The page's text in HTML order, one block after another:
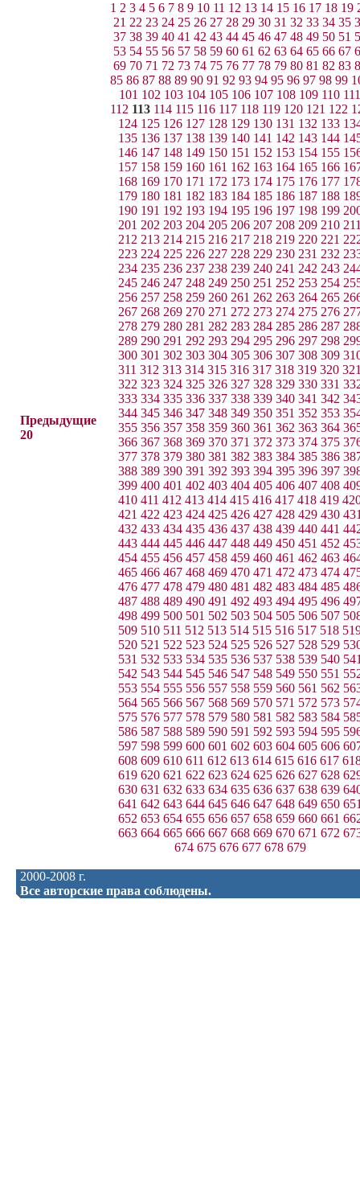
Предыдущие
20
1 2 3 4 5 6 7 8 9 10 11 12 13 14 15 16 17 18 19
21 22 23 24 25 26 27 28 29 30 31 32 33 34 35
37 38 39 40 41 42 43 44 45 46 47 48 49 50 51
53 54 55 56 57 58 59 60 61 62 63 64 65 66 67
69 70 71 72 73 74 75 76 77 78 79 80 81 82 83
85 86 87 88 89 90 91 92 93 94 95 96 97 98 99
101 102 103 104 105 106 107 108 109 110 111
112 113 114 115 116 117 118 119 120 121 122
124 125 126 127 128 129 130 131 132 133
135 136 137 138 139 140 141 142 143 144
146 147 148 149 150 151 152 153 154 155
157 158 159 160 161 162 163 164 165 166
168 169 170 171 172 173 174 175 176 177
179 180 181 182 183 184 185 186 187 188
190 191 192 193 194 195 196 197 198 199
201 202 203 204 205 206 207 208 209 210
212 213 214 215 216 217 218 219 220 221
223 224 225 226 227 228 229 230 231 232
234 235 236 237 238 239 240 241 242 243
245 246 247 248 249 250 251 252 253 254
256 257 258 259 260 261 262 263 264 265
267 268 269 270 271 272 273 274 275 276
278 279 280 281 282 283 284 285 286 287
289 290 291 292 293 294 295 296 297 298
300 301 302 303 304 305 306 307 308 309
311 312 313 314 315 316 317 318 319 320
322 323 324 325 326 327 328 329 330 331
333 334 335 336 337 338 339 340 341 342
344 345 346 347 348 349 350 351 352 353
355 356 357 358 359 360 361 362 363 364
366 367 368 369 370 371 372 373 374 375
377 378 379 380 381 382 383 384 385 386
388 389 390 391 392 393 394 395 396 397
399 400 401 402 403 404 405 406 407 408
410 411 412 413 414 415 416 417 418 419
421 422 423 424 425 426 427 428 429 430
432 433 434 435 436 437 438 439 440 441
443 444 445 446 447 448 449 450 451 452
454 455 456 457 458 459 460 461 462 463
465 466 467 468 469 470 471 472 473 474
476 477 478 479 480 481 482 483 484 485
487 488 489 490 491 492 493 494 495 496
498 499 500 501 502 503 504 505 506 507
509 510 511 512 513 514 515 516 517 518
520 521 522 523 524 525 526 527 528 529
531 532 533 534 535 536 537 538 539 540
542 543 544 545 546 547 548 549 550 551
553 554 555 556 557 558 559 560 561 562
564 565 566 567 568 569 570 571 572 573
575 576 577 578 579 580 581 582 583 584
586 587 588 589 590 591 592 593 594 595
597 598 599 600 601 602 603 604 605 606
608 609 610 611 612 613 614 615 616 617
619 620 621 622 623 624 625 626 627 628
630 631 632 633 634 635 636 637 638 639
641 642 643 644 645 646 647 648 649 650
652 653 654 655 656 657 658 659 660 661
663 664 665 666 667 668 669 670 671 672
674 675 676 677 678 679
2000-2008 г.
Все авторские права соблюдены.